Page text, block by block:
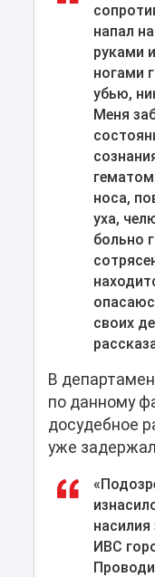
напал
руками
ногами
убью,
Меня
носа,
уха,
больно
своих
В
по данному
досудебное
уже
ИВС